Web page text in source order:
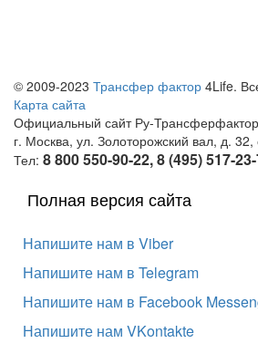
© 2009-2023 Трансфер фактор 4Life.
Карта сайта
Официальный сайт Ру-
г. Москва, ул. Золоторожский вал, д.
Тел: 8 800 550-90-22, 8 (495) 517-
Полная версия сайта
Напишите нам в Viber
Напишите нам в Telegram
Напишите нам в Facebook
Напишите нам VKontakte